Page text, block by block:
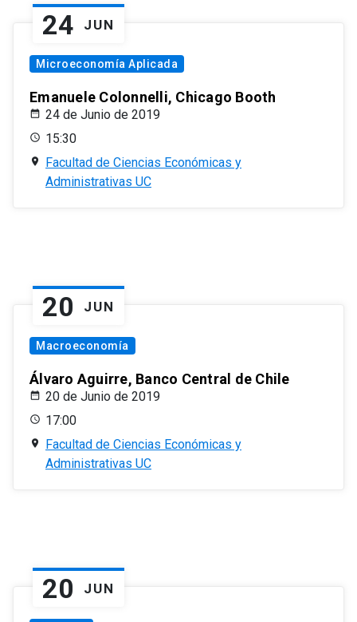
24 JUN
Microeconomía Aplicada
Emanuele Colonnelli, Chicago Booth
24 de Junio de 2019
15:30
Facultad de Ciencias Económicas y
Administrativas UC
20 JUN
Macroeconomía
Álvaro Aguirre, Banco Central de Chile
20 de Junio de 2019
17:00
Facultad de Ciencias Económicas y
Administrativas UC
20 JUN